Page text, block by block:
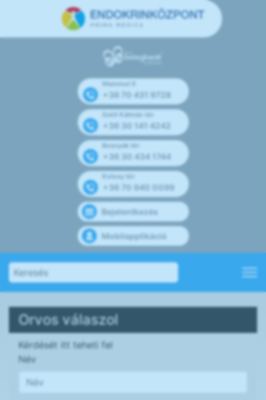
Mammut II
+36 70 431 9728
Széll Kálmán tér
+36 30 141 4242
Bosnyák tér
+36 30 434 1744
Kolosy tér
+36 70 940 0099
Bejelentkezés
Mobilapplikáció
Orvos válaszol
Kérdését itt teheti fel
Név